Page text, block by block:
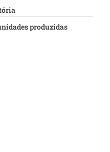
produzidas